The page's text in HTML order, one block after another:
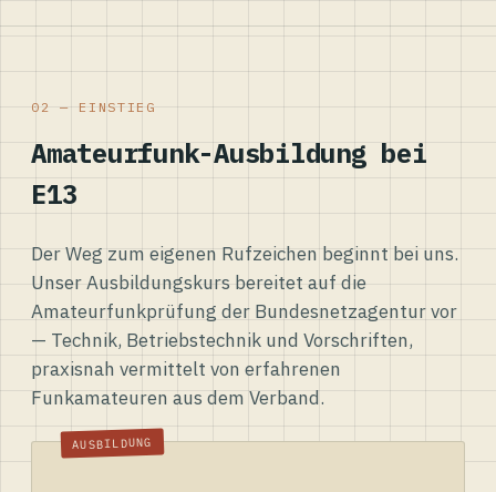
02 — EINSTIEG
Amateurfunk-Ausbildung bei
E13
Der Weg zum eigenen Rufzeichen beginnt bei uns.
Unser Ausbildungskurs bereitet auf die
Amateurfunkprüfung der Bundesnetzagentur vor
— Technik, Betriebstechnik und Vorschriften,
praxisnah vermittelt von erfahrenen
Funkamateuren aus dem Verband.